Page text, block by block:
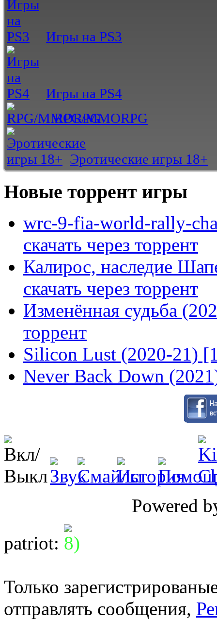
Игры на PS3
Игры на PS4
RPG/MMORPG
Эротические игры 18+
Новые торрент игры
wrc-9-fia-world-rally-
скачать через торрент
Калирос, наследие
скачать через торрент
Изменённая судьба
торрент
Silicon Lust (2020-21)
Never Back Down
Powered
patriot:
Только
отправлять сообщения,